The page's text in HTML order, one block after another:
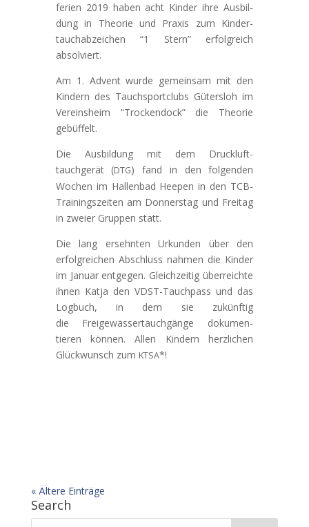
fe­rien 2019 haben acht Kinder ihre Aus­bil­
dung in The­o­rie und Prax­is zum Kinder­
tauch­abze­ichen “1 Stern” erfol­gre­ich
absolviert.
Am 1. Advent wurde gemein­sam mit den
Kindern des Tauch­sport­clubs Güter­sloh im
Vere­in­sheim “Trock­endock” die The­o­rie
gebüffelt.
Die Aus­bil­dung mit dem Druck­luft­
tauchgerät (DTG) fand in den fol­gen­den
Wochen im Hal­len­bad Heep­en in den TCB-
Train­ingszeit­en am Don­ner­stag und Fre­itag
in zweier Grup­pen statt.
Die lang ersehn­ten Urkun­den über den
erfol­gre­ichen Abschluss nah­men die Kinder
im Jan­u­ar ent­ge­gen. Gle­ichzeit­ig über­re­ichte
ihnen Kat­ja den VDST-Tauch­pass und das
Log­buch, in dem sie zukün­ftig
die Freigewässer­tauchgänge doku­men­
tieren kön­nen. Allen Kindern her­zlichen
Glück­wun­sch zum KTSA*!
« Ältere Einträge
Search